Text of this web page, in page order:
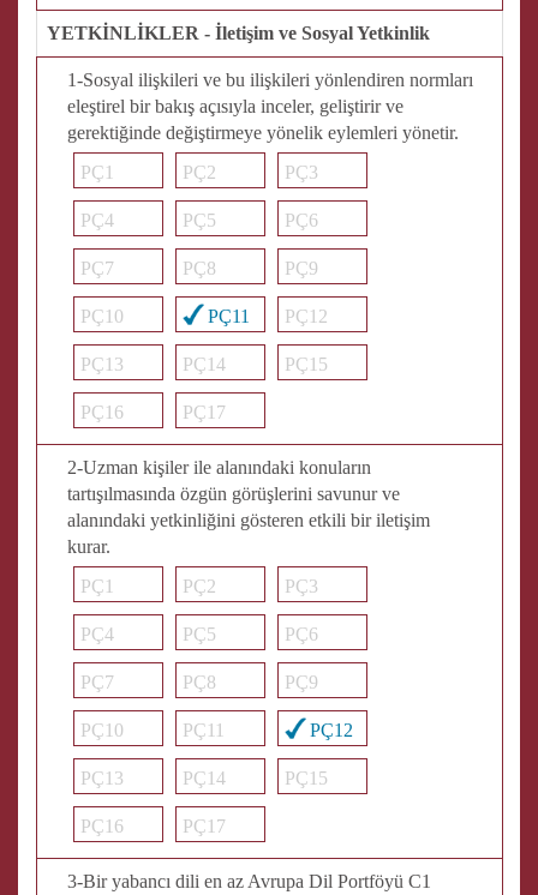
YETKİNLİKLER - İletişim ve Sosyal Yetkinlik
1-Sosyal ilişkileri ve bu ilişkileri yönlendiren normları
eleştirel bir bakış açısıyla inceler, geliştirir ve
gerektiğinde değiştirmeye yönelik eylemleri yönetir.
PÇ1
PÇ2 PÇ3
PÇ4 PÇ5 PÇ6
PÇ7 PÇ8 PÇ9
PÇ10 PÇ11 PÇ12
PÇ13 PÇ14 PÇ15
PÇ16 PÇ17
2-Uzman kişiler ile alanındaki konuların
tartışılmasında özgün görüşlerini savunur ve
alanındaki yetkinliğini gösteren etkili bir iletişim
kurar.
PÇ1
PÇ2 PÇ3
PÇ4 PÇ5 PÇ6
PÇ7 PÇ8 PÇ9
PÇ10 PÇ11 PÇ12
PÇ13 PÇ14 PÇ15
PÇ16 PÇ17
3-Bir yabancı dili en az Avrupa Dil Portföyü C1